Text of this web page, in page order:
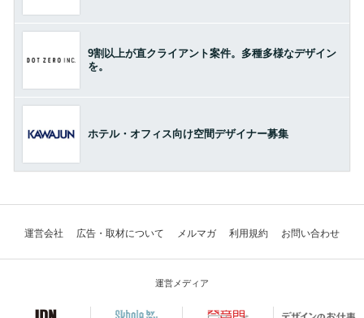
9割以上が直クライアント案件。多種多様なデザイン
を。
ホテル・オフィス向け空間デザイナー募集
運営会社 広告・取材について メルマガ 利用規約 お問い合わせ
運営メディア